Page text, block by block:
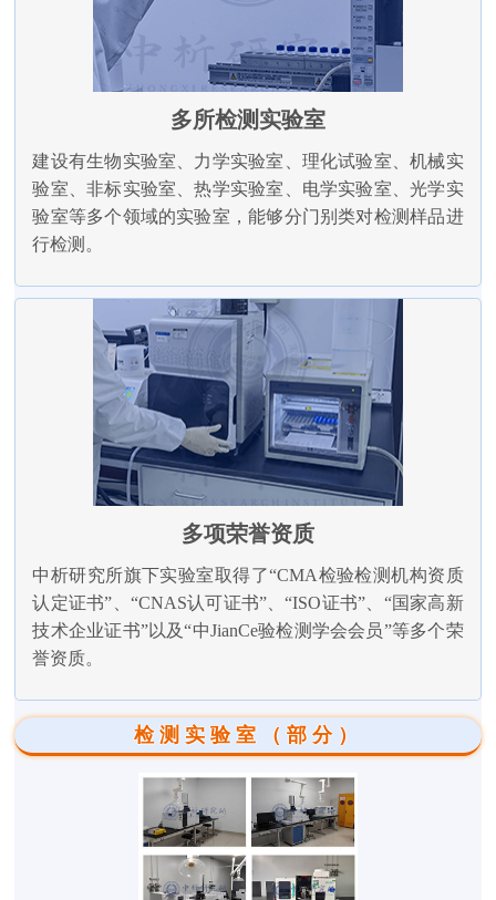
多所检测实验室
建设有生物实验室、力学实验室、理化试验室、机械实
验室、非标实验室、热学实验室、电学实验室、光学实
验室等多个领域的实验室，能够分门别类对检测样品进
行检测。
多项荣誉资质
中析研究所旗下实验室取得了“CMA检验检测机构资质
认定证书”、“CNAS认可证书”、“ISO证书”、“国家高新
技术企业证书”以及“中JianCe验检测学会会员”等多个荣
誉资质。
检测实验室（部分）